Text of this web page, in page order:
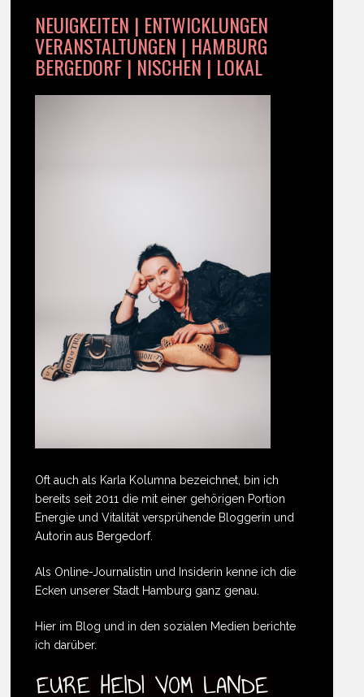
NEUIGKEITEN | ENTWICKLUNGEN
VERANSTALTUNGEN | HAMBURG
BERGEDORF | NISCHEN | LOKAL
Oft auch als Karla Kolumna bezeichnet, bin ich
bereits seit 2011 die mit einer gehörigen Portion
Energie und Vitalität versprühende Bloggerin und
Autorin aus Bergedorf.
Als Online-Journalistin und Insiderin kenne ich die
Ecken unserer Stadt Hamburg ganz genau.
Hier im Blog und in den sozialen Medien berichte
ich darüber.